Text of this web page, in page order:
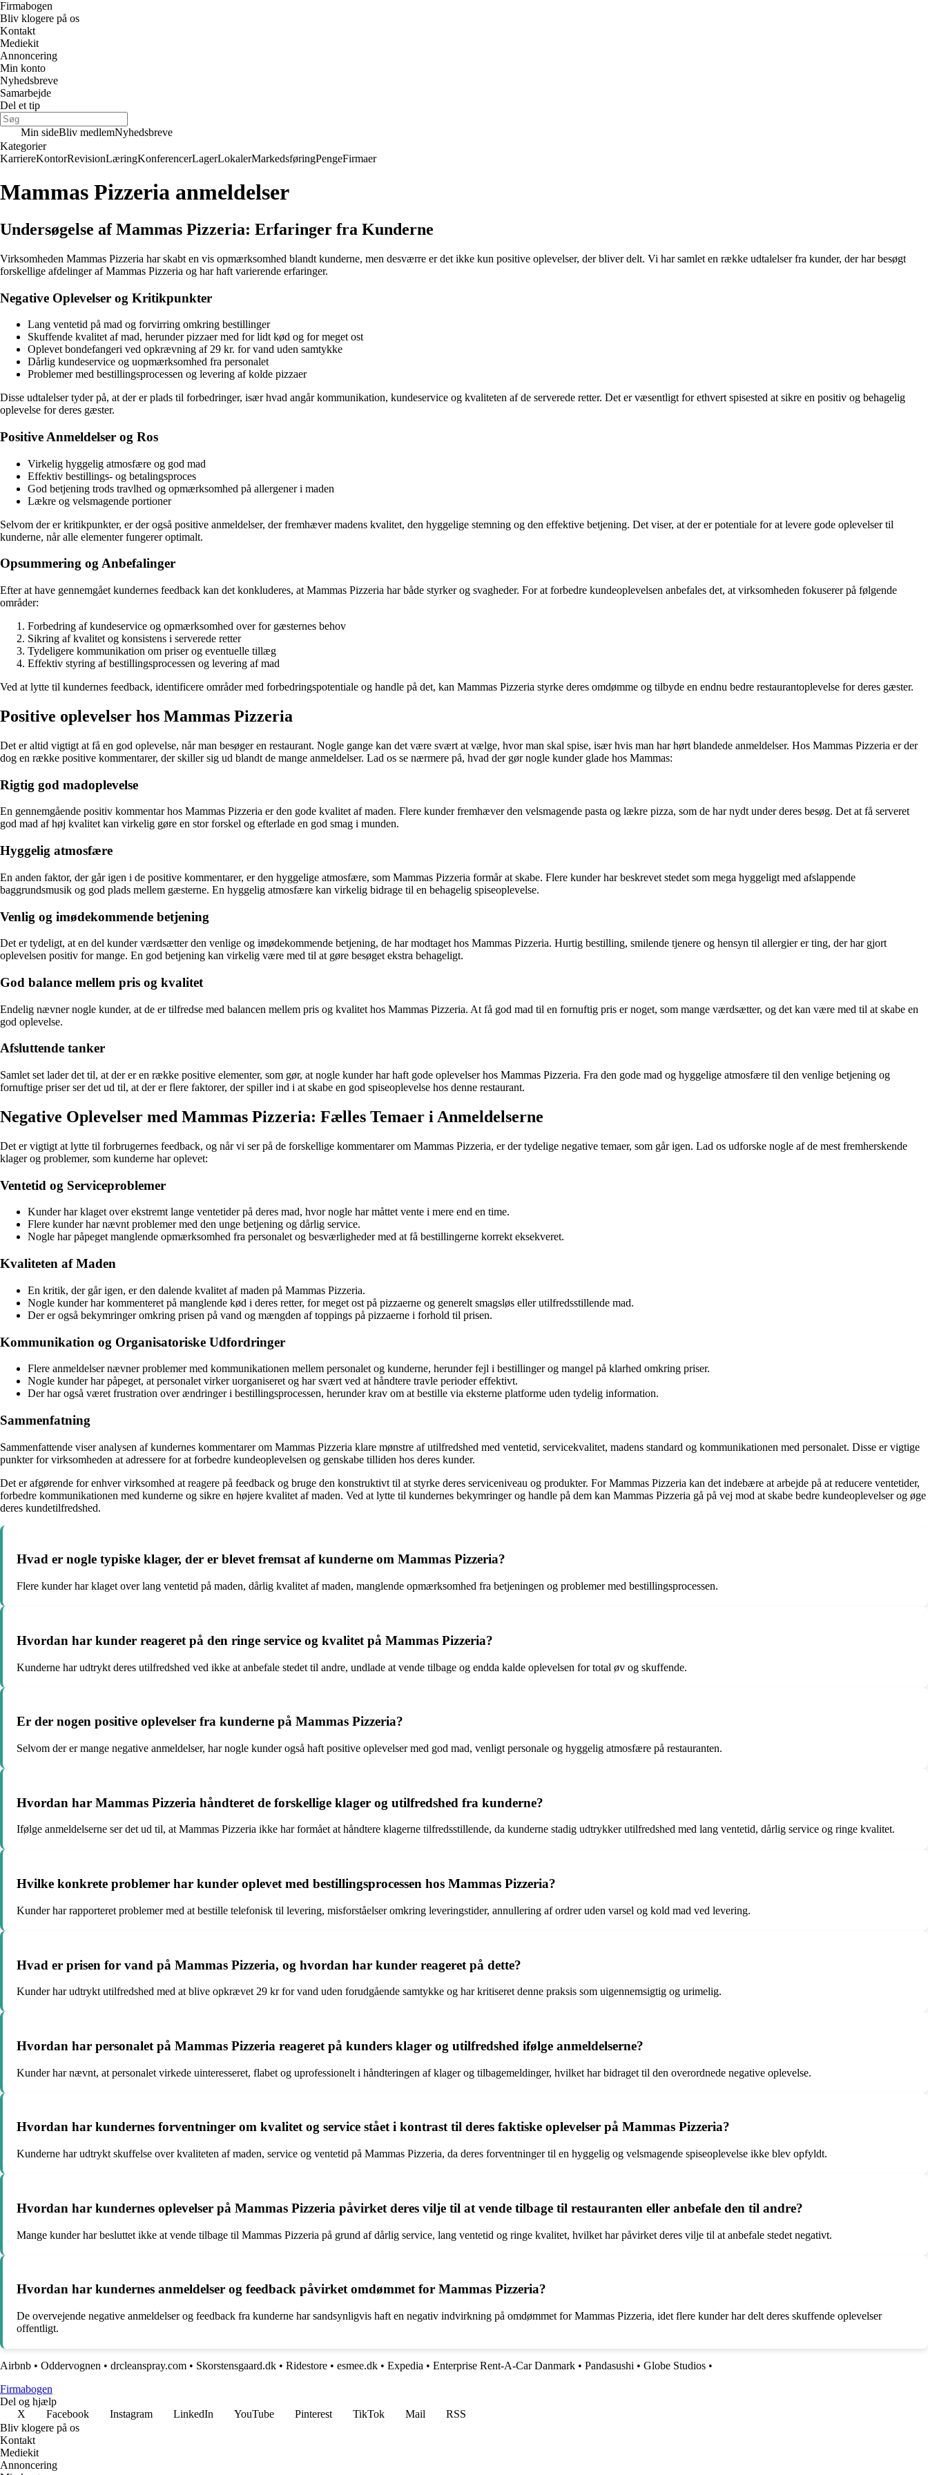
Firmabogen
Bliv klogere på os
Kontakt
Mediekit
Annoncering
Min konto
Nyhedsbreve
Samarbejde
Del et tip
Min sideBliv medlemNyhedsbreve
Kategorier
KarriereKontorRevisionLæringKonferencerLagerLokalerMarkedsføringPengeFirmaer
Mammas Pizzeria anmeldelser
Undersøgelse af Mammas Pizzeria: Erfaringer fra Kunderne
Virksomheden Mammas Pizzeria har skabt en vis opmærksomhed blandt kunderne, men desværre er det ikke kun positive oplevelser, der bliver delt. Vi har samlet en række udtalelser fra kunder, der har besøgt
forskellige afdelinger af Mammas Pizzeria og har haft varierende erfaringer.
Negative Oplevelser og Kritikpunkter
Lang ventetid på mad og forvirring omkring bestillinger
Skuffende kvalitet af mad, herunder pizzaer med for lidt kød og for meget ost
Oplevet bondefangeri ved opkrævning af 29 kr. for vand uden samtykke
Dårlig kundeservice og uopmærksomhed fra personalet
Problemer med bestillingsprocessen og levering af kolde pizzaer
Disse udtalelser tyder på, at der er plads til forbedringer, især hvad angår kommunikation, kundeservice og kvaliteten af de serverede retter. Det er væsentligt for ethvert spisested at sikre en positiv og behagelig
oplevelse for deres gæster.
Positive Anmeldelser og Ros
Virkelig hyggelig atmosfære og god mad
Effektiv bestillings- og betalingsproces
God betjening trods travlhed og opmærksomhed på allergener i maden
Lækre og velsmagende portioner
Selvom der er kritikpunkter, er der også positive anmeldelser, der fremhæver madens kvalitet, den hyggelige stemning og den effektive betjening. Det viser, at der er potentiale for at levere gode oplevelser til
kunderne, når alle elementer fungerer optimalt.
Opsummering og Anbefalinger
Efter at have gennemgået kundernes feedback kan det konkluderes, at Mammas Pizzeria har både styrker og svagheder. For at forbedre kundeoplevelsen anbefales det, at virksomheden fokuserer på følgende
områder:
Forbedring af kundeservice og opmærksomhed over for gæsternes behov
Sikring af kvalitet og konsistens i serverede retter
Tydeligere kommunikation om priser og eventuelle tillæg
Effektiv styring af bestillingsprocessen og levering af mad
Ved at lytte til kundernes feedback, identificere områder med forbedringspotentiale og handle på det, kan Mammas Pizzeria styrke deres omdømme og tilbyde en endnu bedre restaurantoplevelse for deres gæster.
Positive oplevelser hos Mammas Pizzeria
Det er altid vigtigt at få en god oplevelse, når man besøger en restaurant. Nogle gange kan det være svært at vælge, hvor man skal spise, især hvis man har hørt blandede anmeldelser. Hos Mammas Pizzeria er der
dog en række positive kommentarer, der skiller sig ud blandt de mange anmeldelser. Lad os se nærmere på, hvad der gør nogle kunder glade hos Mammas:
Rigtig god madoplevelse
En gennemgående positiv kommentar hos Mammas Pizzeria er den gode kvalitet af maden. Flere kunder fremhæver den velsmagende pasta og lækre pizza, som de har nydt under deres besøg. Det at få serveret
god mad af høj kvalitet kan virkelig gøre en stor forskel og efterlade en god smag i munden.
Hyggelig atmosfære
En anden faktor, der går igen i de positive kommentarer, er den hyggelige atmosfære, som Mammas Pizzeria formår at skabe. Flere kunder har beskrevet stedet som mega hyggeligt med afslappende
baggrundsmusik og god plads mellem gæsterne. En hyggelig atmosfære kan virkelig bidrage til en behagelig spiseoplevelse.
Venlig og imødekommende betjening
Det er tydeligt, at en del kunder værdsætter den venlige og imødekommende betjening, de har modtaget hos Mammas Pizzeria. Hurtig bestilling, smilende tjenere og hensyn til allergier er ting, der har gjort
oplevelsen positiv for mange. En god betjening kan virkelig være med til at gøre besøget ekstra behageligt.
God balance mellem pris og kvalitet
Endelig nævner nogle kunder, at de er tilfredse med balancen mellem pris og kvalitet hos Mammas Pizzeria. At få god mad til en fornuftig pris er noget, som mange værdsætter, og det kan være med til at skabe en
god oplevelse.
Afsluttende tanker
Samlet set lader det til, at der er en række positive elementer, som gør, at nogle kunder har haft gode oplevelser hos Mammas Pizzeria. Fra den gode mad og hyggelige atmosfære til den venlige betjening og
fornuftige priser ser det ud til, at der er flere faktorer, der spiller ind i at skabe en god spiseoplevelse hos denne restaurant.
Negative Oplevelser med Mammas Pizzeria: Fælles Temaer i Anmeldelserne
Det er vigtigt at lytte til forbrugernes feedback, og når vi ser på de forskellige kommentarer om Mammas Pizzeria, er der tydelige negative temaer, som går igen. Lad os udforske nogle af de mest fremherskende
klager og problemer, som kunderne har oplevet:
Ventetid og Serviceproblemer
Kunder har klaget over ekstremt lange ventetider på deres mad, hvor nogle har måttet vente i mere end en time.
Flere kunder har nævnt problemer med den unge betjening og dårlig service.
Nogle har påpeget manglende opmærksomhed fra personalet og besværligheder med at få bestillingerne korrekt eksekveret.
Kvaliteten af Maden
En kritik, der går igen, er den dalende kvalitet af maden på Mammas Pizzeria.
Nogle kunder har kommenteret på manglende kød i deres retter, for meget ost på pizzaerne og generelt smagsløs eller utilfredsstillende mad.
Der er også bekymringer omkring prisen på vand og mængden af toppings på pizzaerne i forhold til prisen.
Kommunikation og Organisatoriske Udfordringer
Flere anmeldelser nævner problemer med kommunikationen mellem personalet og kunderne, herunder fejl i bestillinger og mangel på klarhed omkring priser.
Nogle kunder har påpeget, at personalet virker uorganiseret og har svært ved at håndtere travle perioder effektivt.
Der har også været frustration over ændringer i bestillingsprocessen, herunder krav om at bestille via eksterne platforme uden tydelig information.
Sammenfatning
Sammenfattende viser analysen af kundernes kommentarer om Mammas Pizzeria klare mønstre af utilfredshed med ventetid, servicekvalitet, madens standard og kommunikationen med personalet. Disse er vigtige
punkter for virksomheden at adressere for at forbedre kundeoplevelsen og genskabe tilliden hos deres kunder.
Det er afgørende for enhver virksomhed at reagere på feedback og bruge den konstruktivt til at styrke deres serviceniveau og produkter. For Mammas Pizzeria kan det indebære at arbejde på at reducere ventetider,
forbedre kommunikationen med kunderne og sikre en højere kvalitet af maden. Ved at lytte til kundernes bekymringer og handle på dem kan Mammas Pizzeria gå på vej mod at skabe bedre kundeoplevelser og øge
deres kundetilfredshed.
Hvad er nogle typiske klager, der er blevet fremsat af kunderne om Mammas Pizzeria?
Flere kunder har klaget over lang ventetid på maden, dårlig kvalitet af maden, manglende opmærksomhed fra betjeningen og problemer med bestillingsprocessen.
Hvordan har kunder reageret på den ringe service og kvalitet på Mammas Pizzeria?
Kunderne har udtrykt deres utilfredshed ved ikke at anbefale stedet til andre, undlade at vende tilbage og endda kalde oplevelsen for total øv og skuffende.
Er der nogen positive oplevelser fra kunderne på Mammas Pizzeria?
Selvom der er mange negative anmeldelser, har nogle kunder også haft positive oplevelser med god mad, venligt personale og hyggelig atmosfære på restauranten.
Hvordan har Mammas Pizzeria håndteret de forskellige klager og utilfredshed fra kunderne?
Ifølge anmeldelserne ser det ud til, at Mammas Pizzeria ikke har formået at håndtere klagerne tilfredsstillende, da kunderne stadig udtrykker utilfredshed med lang ventetid, dårlig service og ringe kvalitet.
Hvilke konkrete problemer har kunder oplevet med bestillingsprocessen hos Mammas Pizzeria?
Kunder har rapporteret problemer med at bestille telefonisk til levering, misforståelser omkring leveringstider, annullering af ordrer uden varsel og kold mad ved levering.
Hvad er prisen for vand på Mammas Pizzeria, og hvordan har kunder reageret på dette?
Kunder har udtrykt utilfredshed med at blive opkrævet 29 kr for vand uden forudgående samtykke og har kritiseret denne praksis som uigennemsigtig og urimelig.
Hvordan har personalet på Mammas Pizzeria reageret på kunders klager og utilfredshed ifølge anmeldelserne?
Kunder har nævnt, at personalet virkede uinteresseret, flabet og uprofessionelt i håndteringen af klager og tilbagemeldinger, hvilket har bidraget til den overordnede negative oplevelse.
Hvordan har kundernes forventninger om kvalitet og service stået i kontrast til deres faktiske oplevelser på Mammas Pizzeria?
Kunderne har udtrykt skuffelse over kvaliteten af maden, service og ventetid på Mammas Pizzeria, da deres forventninger til en hyggelig og velsmagende spiseoplevelse ikke blev opfyldt.
Hvordan har kundernes oplevelser på Mammas Pizzeria påvirket deres vilje til at vende tilbage til restauranten eller anbefale den til andre?
Mange kunder har besluttet ikke at vende tilbage til Mammas Pizzeria på grund af dårlig service, lang ventetid og ringe kvalitet, hvilket har påvirket deres vilje til at anbefale stedet negativt.
Hvordan har kundernes anmeldelser og feedback påvirket omdømmet for Mammas Pizzeria?
De overvejende negative anmeldelser og feedback fra kunderne har sandsynligvis haft en negativ indvirkning på omdømmet for Mammas Pizzeria, idet flere kunder har delt deres skuffende oplevelser
offentligt.
Airbnb • Oddervognen • drcleanspray.com • Skorstensgaard.dk • Ridestore • esmee.dk • Expedia • Enterprise Rent-A-Car Danmark • Pandasushi • Globe Studios •
Firmabogen
Del og hjælp
X
Facebook Instagram LinkedIn YouTube Pinterest TikTok Mail
RSS
Bliv klogere på os
Kontakt
Mediekit
Annoncering